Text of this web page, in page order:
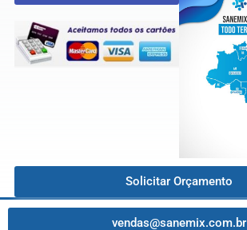
Solicitar Orçamento
vendas@sanemix.com.br